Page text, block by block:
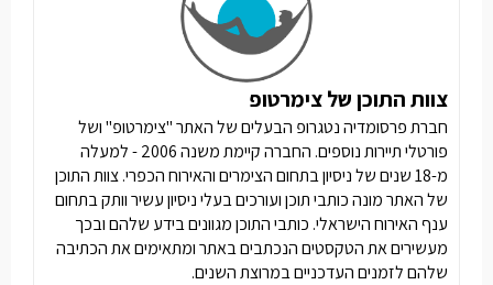
צוות התוכן של צימרטופ
חברת פרסומדיה נטגרופ הבעלים של האתר "צימרטופ" ושל
פורטלי תיירות נוספים. החברה קיימת משנה 2006 - למעלה
מ-18 שנים של ניסיון בתחום הצימרים והאירוח הכפרי. צוות התוכן
של האתר מונה כותבי תוכן ועורכים בעלי ניסיון עשיר וותק בתחום
ענף האירוח הישראלי. כותבי התוכן מגוונים בידע שלהם ובכך
מעשירים את הטקסטים הנכתבים באתר ומתאימים את הכתיבה
שלהם לזמנים העדכניים במרוצת השנים.